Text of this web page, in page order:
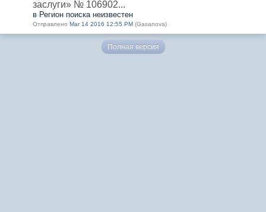
заслуги» № 106902...
в Регион поиска неизвестен
Отправлено Mar 14 2016 12:55 PM (Gasanova)
Полная версия